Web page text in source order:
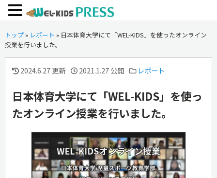
トップ» レポート » 日本体育大学にて「WEL-KIDS」を使ったオンライン
授業を行いました。
2024.6.27 更新 2021.1.27 公開 レポート
日本体育大学にて「WEL-KIDS」を使っ
たオンライン授業を行いました。